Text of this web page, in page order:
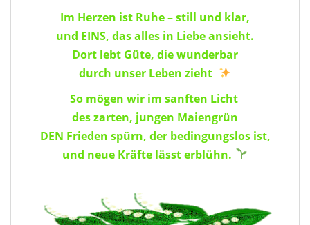
Im Herzen ist Ruhe – still und klar,
und EINS, das alles in Liebe ansieht.
Dort lebt Güte, die wunderbar
durch unser Leben zieht
So mögen wir im sanften Licht
des zarten, jungen Maiengrün
DEN Frieden spürn, der bedingungslos ist,
und neue Kräfte lässt erblühn.